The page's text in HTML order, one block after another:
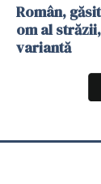
Român,
om al
variantă